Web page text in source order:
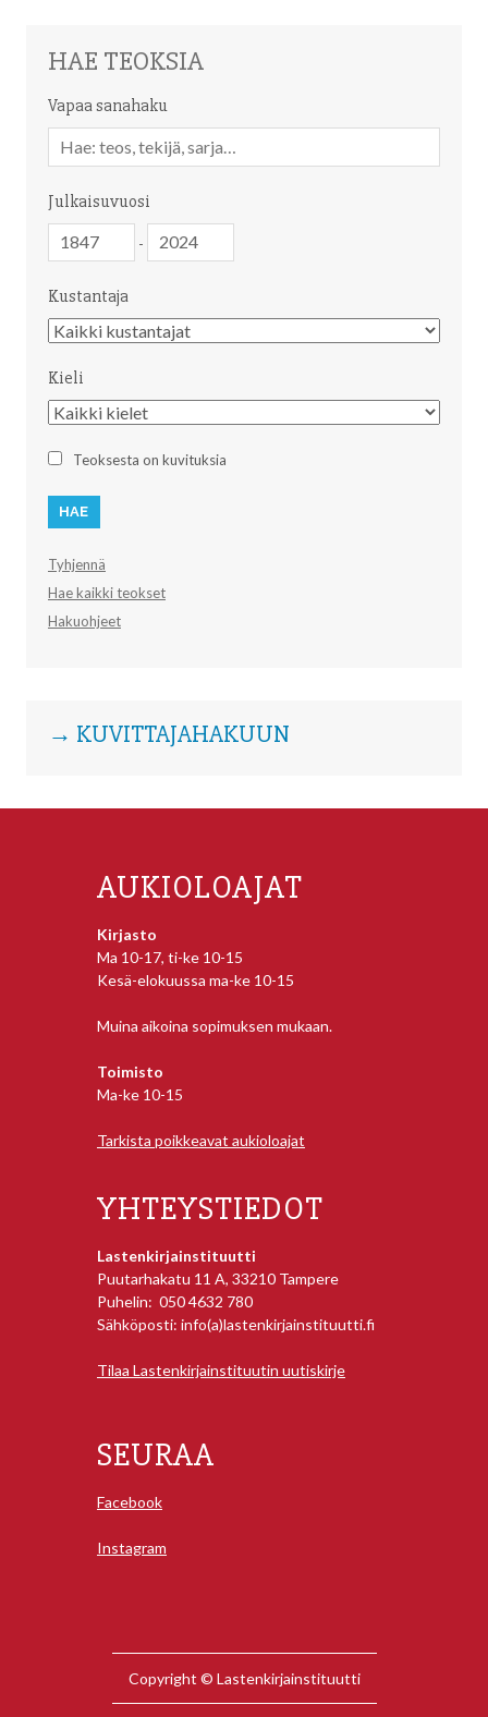
HAE TEOKSIA
Vapaa sanahaku
sanahaku
Julkaisuvuosi
-
Kustantaja
Kustantaja
Kieli
Kieli
Teoksesta on kuvituksia
Tyhjennä
Hae kaikki teokset
Hakuohjeet
→ KUVITTAJAHAKUUN
AUKIOLOAJAT
Kirjasto
Ma 10-17, ti-ke 10-15
Kesä-elokuussa ma-ke 10-15
Muina aikoina sopimuksen mukaan.
Toimisto
Ma-ke 10-15
Tarkista poikkeavat aukioloajat
YHTEYSTIEDOT
Lastenkirjainstituutti
Puutarhakatu 11 A, 33210 Tampere
Puhelin: 050 4632 780
Sähköposti: info(a)lastenkirjainstituutti.fi
Tilaa Lastenkirjainstituutin uutiskirje
SEURAA
Facebook
Instagram
Copyright © Lastenkirjainstituutti